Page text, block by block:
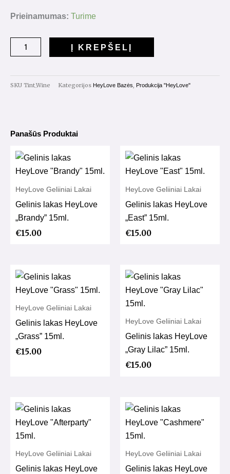
Prieinamumas: Turime
produkto
Base
15ml.
Į KREPŠELĮ
SKU Tint_Wine Kategorijos HeyLove Bazės, Produkcija "HeyLove"
Panašūs Produktai
HeyLove Geliiniai Lakai
Gelinis lakas HeyLove
„Brandy” 15ml.
€15.00
HeyLove Geliiniai Lakai
Gelinis lakas HeyLove
„East” 15ml.
€15.00
HeyLove Geliiniai Lakai
Gelinis lakas HeyLove
„Grass” 15ml.
€15.00
HeyLove Geliiniai Lakai
Gelinis lakas HeyLove
„Gray Lilac” 15ml.
€15.00
HeyLove Geliiniai Lakai
Gelinis lakas HeyLove
HeyLove Geliiniai Lakai
Gelinis lakas HeyLove